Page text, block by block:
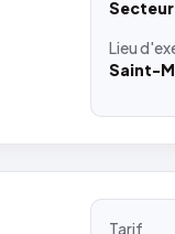
Secteur
Lieu
Saint-
Tarif